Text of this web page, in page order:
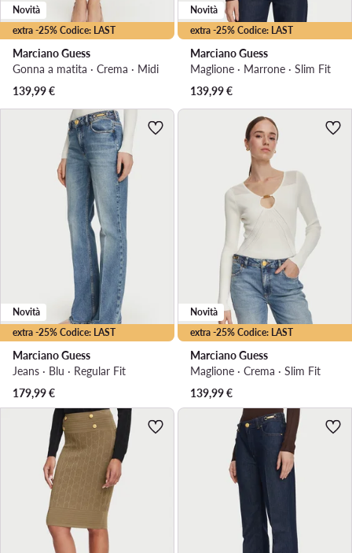
extra -25% Codice: LAST
Novità
Marciano Guess
Gonna a matita · Crema · Midi
139,99€
extra -25% Codice: LAST
Novità
Marciano Guess
Maglione · Marrone · Slim Fit
139,99€
extra -25% Codice: LAST
Novità
Marciano Guess
Jeans · Blu · Regular Fit
179,99€
extra -25% Codice: LAST
Novità
Marciano Guess
Maglione · Crema · Slim Fit
139,99€